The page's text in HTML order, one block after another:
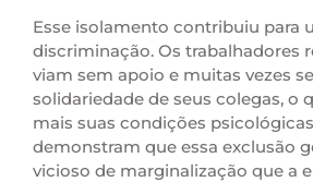
Esse isolamento contribuiu para
discriminação. Os trabalhadores
viam sem apoio e muitas vezes
solidariedade de seus colegas, o
mais suas condições
demonstram que essa exclusão
vicioso de marginalização que a